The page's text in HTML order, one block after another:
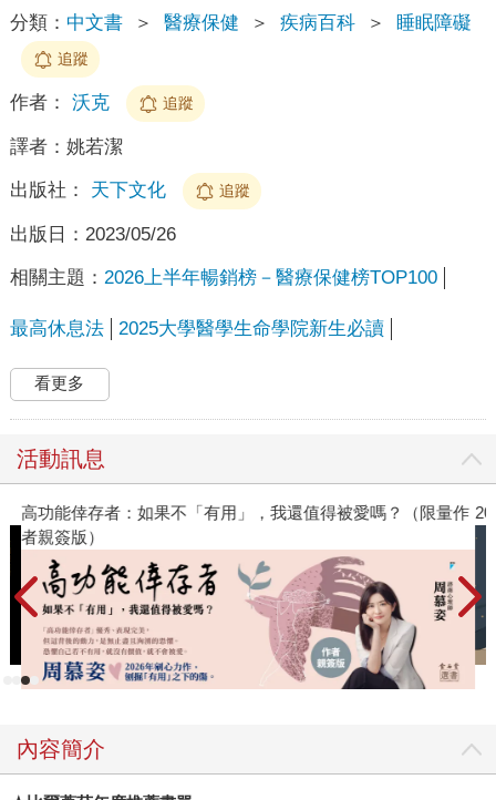
分類： 中文書 ＞ 醫療保健 ＞ 疾病百科 ＞ 睡眠障礙
追蹤
作者： 沃克 追蹤
譯者： 姚若潔
出版社： 天下文化 追蹤
出版日： 2023/05/26
相關主題： 2026上半年暢銷榜－醫療保健榜TOP100
最高休息法 2025大學醫學生命學院新生必讀
看更多
活動訊息
高功能倖存者：如果不「有用」，我還值得被愛嗎？（限量作
者親簽版）
內容簡介